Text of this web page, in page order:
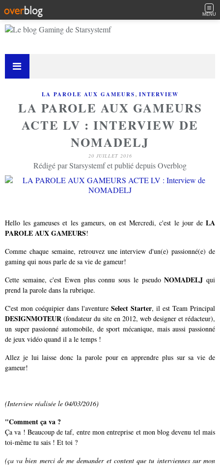
MENU
LA PAROLE AUX GAMEURS, INTERVIEW
LA PAROLE AUX GAMEURS
ACTE LV : INTERVIEW DE
NOMADELJ
20 JUILLET 2016
Rédigé par Starsystemf et publié depuis Overblog
Hello les gameuses et les gameurs, on est Mercredi, c'est le jour de LA
PAROLE AUX GAMEURS!
Comme chaque semaine, retrouvez une interview d'un(e) passionné(e) de
gaming qui nous parle de sa vie de gameur!
Cette semaine, c'est Ewen plus connu sous le pseudoNOMADELJ qui
prend la parole dans la rubrique.
C'est mon coéquipier dans l'aventure Select Starter, il est Team Principal
DESIGNMOTEUR (fondateur du site en 2012, web designer et rédacteur),
un super passionné automobile, de sport mécanique, mais aussi passionné
de jeux vidéo quand il a le temps !
Allez je lui laisse donc la parole pour en apprendre plus sur sa vie de
gameur!
(Interview réalisée le 04/03/2016)
"Comment ça va ?
Ça va ! Beaucoup de taf, entre mon entreprise et mon blog devenu tel mais
toi-même tu sais ! Et toi ?
(ça va bien merci de me demander et content que tu interviennes sur mon